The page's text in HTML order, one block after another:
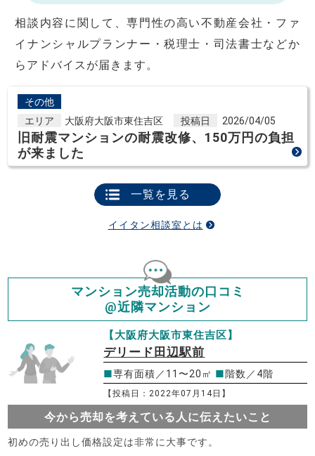
相談内容に関して、専門性の高い不動産会社・ファ
イナンシャルプランナー・税理士・司法書士などか
らアドバイスが届きます。
その他
エリア
大阪府大阪市東住吉区 投稿日 2026/04/05
旧耐震マンションの耐震改修、150万円の負担
が来ました
一覧を見る
イイタン相談室とは
マンション売却活動の口コミ
@近隣マンション
【大阪府大阪市東住吉区】
デリード田辺駅前
■専有面積／11〜20㎡ ■階数／4階
【投稿日：2022年07月14日】
今から売却を考えている人に伝えたいこと
初めの売り出し価格設定は非常に大事です。